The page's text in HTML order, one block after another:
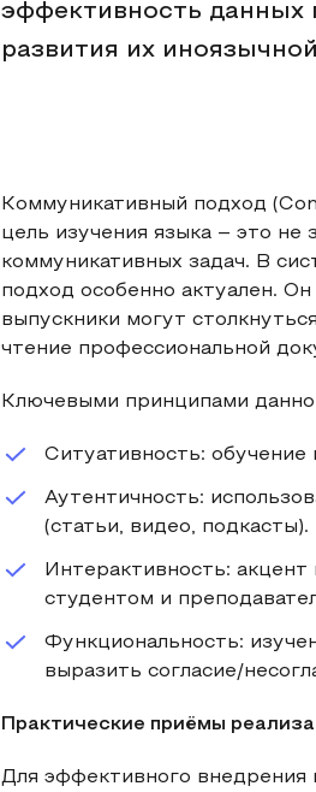
эффективность данных
развития их
Коммуникативный подход
цель изучения языка – это не
коммуникативных задач. В
подход особенно актуален.
выпускники могут
чтение профессиональной
Ключевыми принципами
Ситуативность:
Аутентичность:
(статьи, видео, подкасты).
Интерактивность:
студентом и
Функциональность:
выразить согласие/
Практические приёмы
Для эффективного